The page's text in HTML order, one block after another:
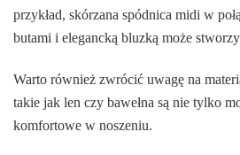
przykład, skórzana spódnica midi w
butami i elegancką bluzką może
Warto również zwrócić uwagę na
takie jak len czy bawełna są nie tylko
komfortowe w noszeniu.